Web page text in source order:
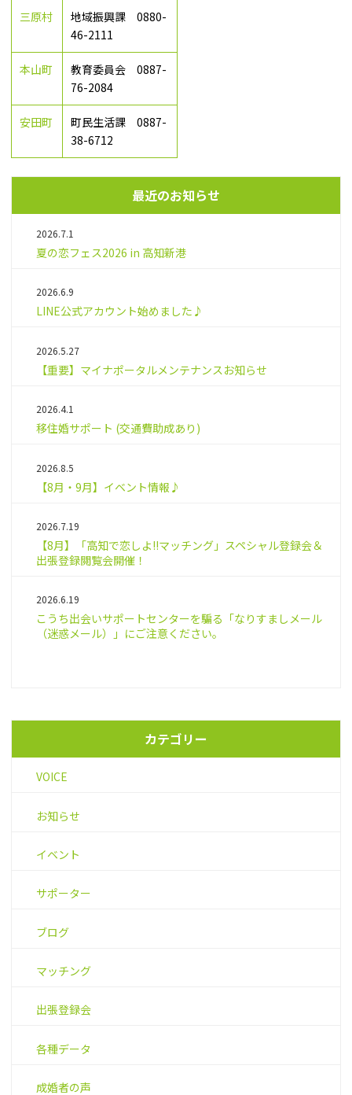
三原村
地域振興課 0880-
46-2111
本山町
教育委員会 0887-
76-2084
安田町
町民生活課 0887-
38-6712
最近のお知らせ
2026.7.1
夏の恋フェス2026 in 高知新港
2026.6.9
LINE公式アカウント始めました♪
2026.5.27
【重要】マイナポータルメンテナンスお知らせ
2026.4.1
移住婚サポート (交通費助成あり)
2026.8.5
【8月・9月】イベント情報♪
2026.7.19
【8月】「高知で恋しよ!!マッチング」スペシャル登録会＆
出張登録閲覧会開催！
2026.6.19
こうち出会いサポートセンターを騙る「なりすましメール
（迷惑メール）」にご注意ください。
カテゴリー
VOICE
お知らせ
イベント
サポーター
ブログ
マッチング
出張登録会
各種データ
成婚者の声